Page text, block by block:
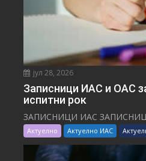
јул 28, 2026
Записници ИАС и ОАС
испитни рок
ЗАПИСНИЦИ ИАС
Актуелно Актуелно ИАС